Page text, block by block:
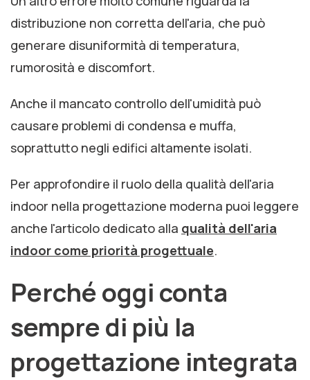
distribuzione non corretta dell'aria, che può
generare disuniformità di temperatura,
rumorosità e discomfort.
Anche il mancato controllo dell'umidità può
causare problemi di condensa e muffa,
soprattutto negli edifici altamente isolati.
Per approfondire il ruolo della qualità dell'aria
indoor nella progettazione moderna puoi leggere
anche l'articolo dedicato alla qualità dell'aria
indoor come priorità progettuale.
Perché oggi conta
sempre di più la
progettazione integrata